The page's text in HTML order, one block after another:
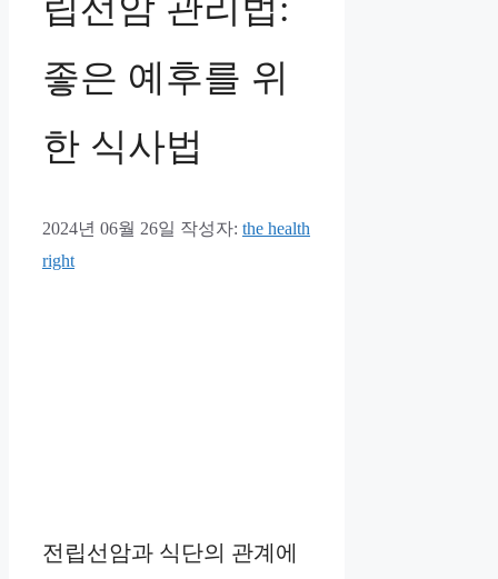
립선암 관리법:
좋은 예후를 위
한 식사법
2024년 06월 26일 작성자: the health
right
전립선암과 식단의 관계에